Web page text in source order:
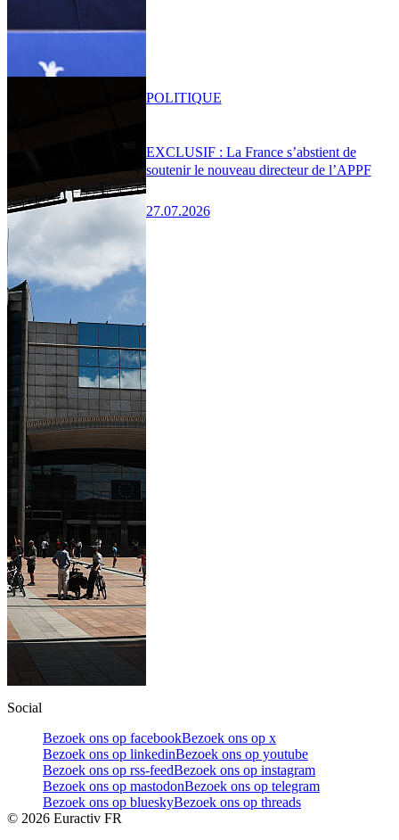
EXCLUSIF : La France s’abstient de
soutenir le nouveau directeur de l’APPF
27.07.2026
POLITIQUE
Social
Bezoek ons op facebookBezoek ons op x
Bezoek ons op linkedinBezoek ons op youtube
Bezoek ons op rss-feedBezoek ons op instagram
Bezoek ons op mastodonBezoek ons op telegram
Bezoek ons op blueskyBezoek ons op threads
© 2026 Euractiv FR